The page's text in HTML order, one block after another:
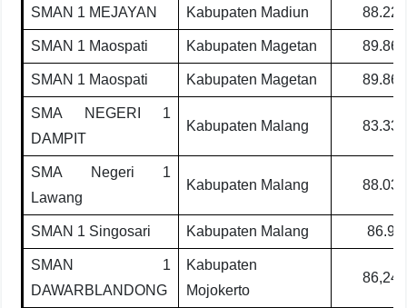
SMAN 1 MEJAYAN Kabupaten Madiun 88.22
SMAN 1 Maospati Kabupaten Magetan 89.86
SMAN 1 Maospati Kabupaten Magetan 89.86
SMA NEGERI 1
DAMPIT
Kabupaten Malang 83.33
SMA Negeri 1
Lawang
Kabupaten Malang 88.03
SMAN 1 Singosari Kabupaten Malang 86.9
SMAN 1
DAWARBLANDONG
Kabupaten
Mojokerto
86,24